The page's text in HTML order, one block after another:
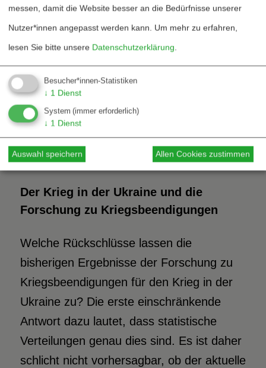
zu einem Kurswechsel bewegen können.
Es muss an dieser Stelle deutlich gemahnt
werden, dass auch schon King (1997) in
seiner Studie für jeden der von ihm
herausgearbeiteten Faktoren betonte,
dass sie auch in die gegenteilige Richtung,
also konflikteskalierend und
kriegsverstetigend wirken können.
Der Krieg in der Ukraine und die
Forschung zu Kriegsbeendigungen
Welche Rückschlüsse lassen die
bisherigen Ergebnisse der Forschung zu
Kriegsbeendigungen für den Krieg in der
Ukraine zu? Die erste einschränkende
Antwort dazu lautet, dass statistische
Verteilungen genau dies sind. Es ist daher
schlicht nicht vorhersagbar, ob der aktuelle
messen, damit die Website besser an die Bedürfnisse unserer
Nutzer*innen angepasst werden kann. Um mehr zu erfahren,
lesen Sie bitte unsere Datenschutzerklärung.
Besucher*innen-Statistiken
↓ 1 Dienst
System (immer erforderlich)
↓ 1 Dienst
Auswahl speichern Allen Cookies zustimmen